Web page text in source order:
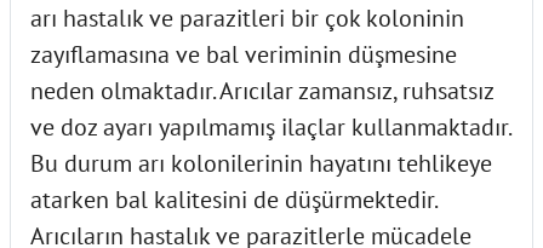
arı hastalık ve parazitleri bir çok koloninin
zayıflamasına ve bal veriminin düşmesine
neden olmaktadır. Arıcılar zamansız, ruhsatsız
ve doz ayarı yapılmamış ilaçlar kullanmaktadır.
Bu durum arı kolonilerinin hayatını tehlikeye
atarken bal kalitesini de düşürmektedir.
Arıcıların hastalık ve parazitlerle mücadele